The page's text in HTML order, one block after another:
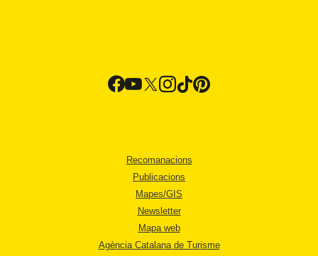
Recomanacions
Publicacions
Mapes/GIS
Newsletter
Mapa web
Agència Catalana de Turisme